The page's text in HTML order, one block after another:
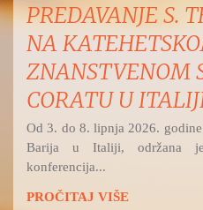
PREDAVANJE S.
NA
ZNANSTVENOM
CORATU U
Od 3. do 8. lipnja 2026.
Barija u Italiji, održana je
konferencija...
PROČITAJ VIŠE